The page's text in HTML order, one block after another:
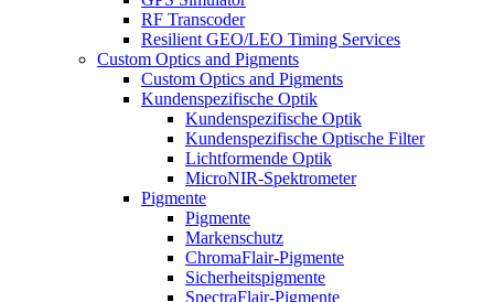
RF Transcoder
Resilient GEO/LEO Timing Services
Custom Optics and Pigments
Custom Optics and Pigments
Kundenspezifische Optik
Kundenspezifische Optik
Kundenspezifische Optische Filter
Lichtformende Optik
MicroNIR-Spektrometer
Pigmente
Pigmente
Markenschutz
ChromaFlair-Pigmente
Sicherheitspigmente
SpectraFlair-Pigmente